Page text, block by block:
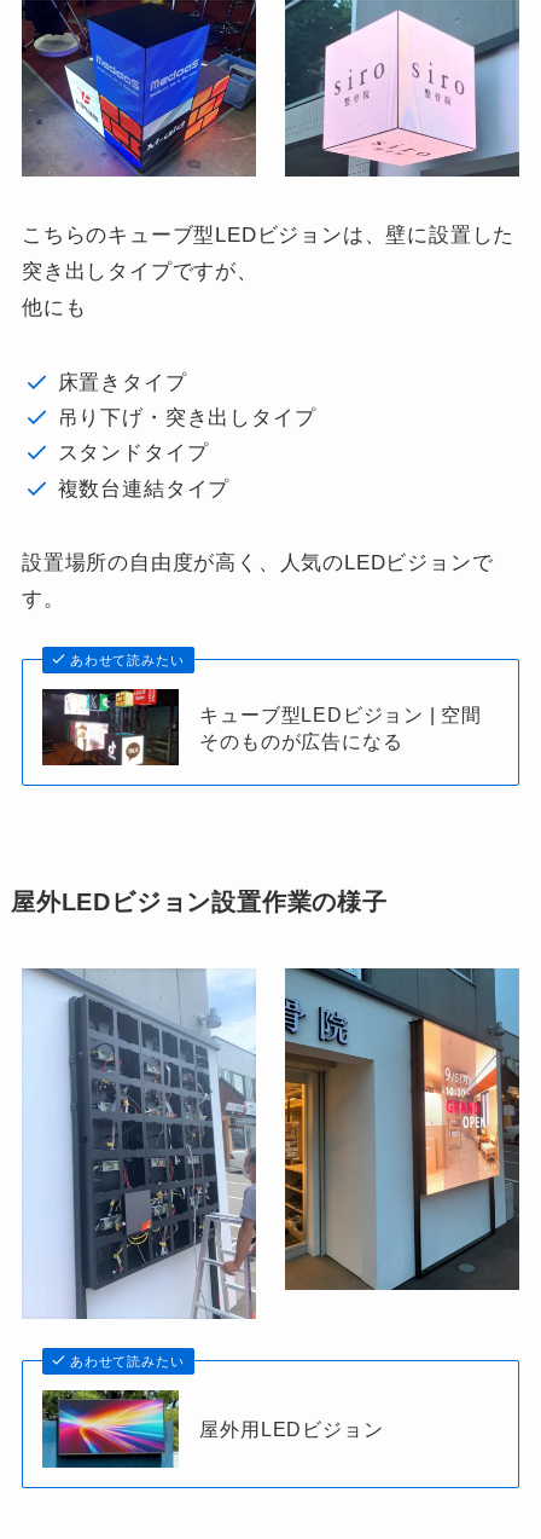
こちらのキューブ型LEDビジョンは、壁に設置した
突き出しタイプですが、
他にも
床置きタイプ
吊り下げ・突き出しタイプ
スタンドタイプ
複数台連結タイプ
設置場所の自由度が高く、人気のLEDビジョンで
す。
あわせて読みたい
キューブ型LEDビジョン | 空間
そのものが広告になる
屋外LEDビジョン設置作業の様子
あわせて読みたい
屋外用LEDビジョン